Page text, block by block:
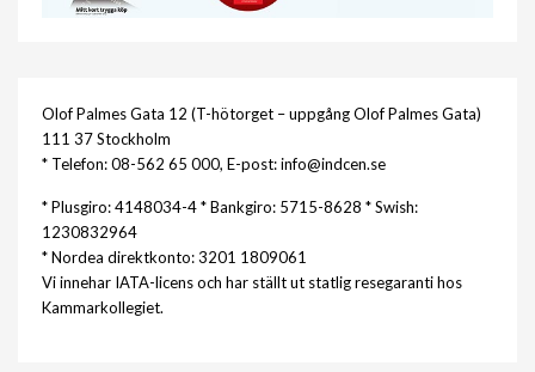
Olof Palmes Gata 12 (T-hötorget – uppgång Olof Palmes Gata)
111 37 Stockholm
* Telefon: 08-562 65 000, E-post: info@indcen.se
* Plusgiro: 4148034-4 * Bankgiro: 5715-8628 * Swish:
1230832964
* Nordea direktkonto: 3201 1809061
Vi innehar IATA-licens och har ställt ut statlig resegaranti hos
Kammarkollegiet.